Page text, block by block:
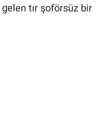
tır şoförsüz bir